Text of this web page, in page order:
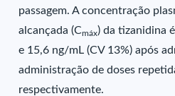
passagem. A concentração
alcançada (Cmáx) da tizanidina
e 15,6 ng/mL (CV 13%) após
administração de doses
respectivamente.